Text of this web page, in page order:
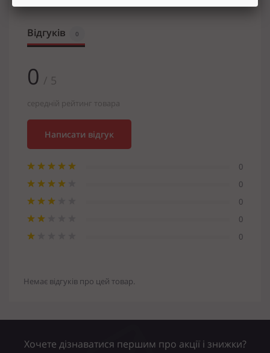
Відгуків 0
0 / 5
середній рейтинг товара
Написати відгук
0
0
0
0
0
Немає відгуків про цей товар.
Хочете дізнаватися першим про акції і знижки?